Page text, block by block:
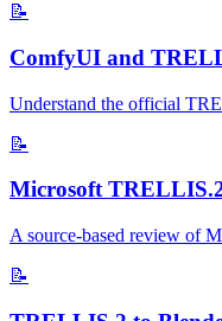
📝
ComfyUI and
Understand the official
📝
Microsoft
A source-based review of
📝